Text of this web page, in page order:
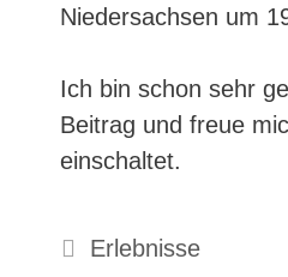
Niedersachsen um
Ich bin schon sehr
Beitrag und freue
einschaltet.
Kategorien
Erlebnisse